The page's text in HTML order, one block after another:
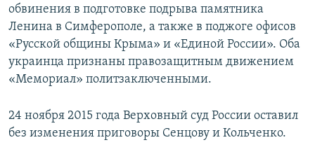
обвинения в подготовке подрыва памятника
Ленина в Симферополе, а также в поджоге офисов
«Русской общины Крыма» и «Единой России». Оба
украинца признаны правозащитным движением
«Мемориал» политзаключенными.
24 ноября 2015 года Верховный суд России оставил
без изменения приговоры Сенцову и Кольченко.